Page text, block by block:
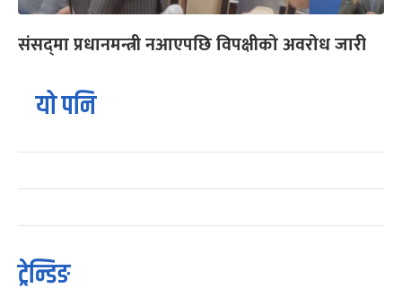
संसद्‌मा प्रधानमन्त्री नआएपछि विपक्षीको अवरोध जारी
यो पनि
ट्रेन्डिङ